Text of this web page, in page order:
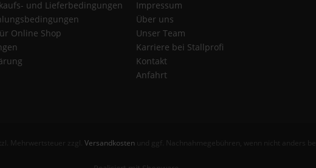
und Lieferbedingungen
Online Shop
Impressum
Über uns
Unser Team
Karriere bei Stallprofi
Kontakt
Anfahrt
Mehrwertsteuer zzgl. Versandkostenund ggf. Nachnahmegebühren, wenn nicht anders